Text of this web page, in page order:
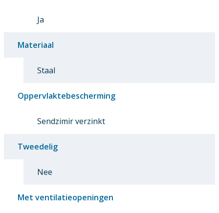
Ja
Materiaal
Staal
Oppervlaktebescherming
Sendzimir verzinkt
Tweedelig
Nee
Met ventilatieopeningen